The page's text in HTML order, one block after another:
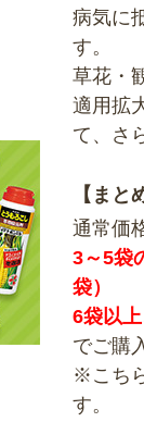
病気に
す。
草花・
適用拡
て、さ
【まと
通常価
3～5袋
袋）
6袋以
でご購
※こち
す。